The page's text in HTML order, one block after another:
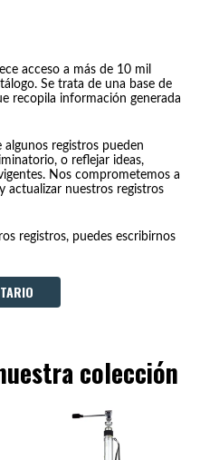
acceso a más de 10 mil
Se trata de una base de
recopila información generada
registros pueden
o reflejar ideas,
Nos comprometemos a
actualizar nuestros registros
registros, puedes escribirnos
colección